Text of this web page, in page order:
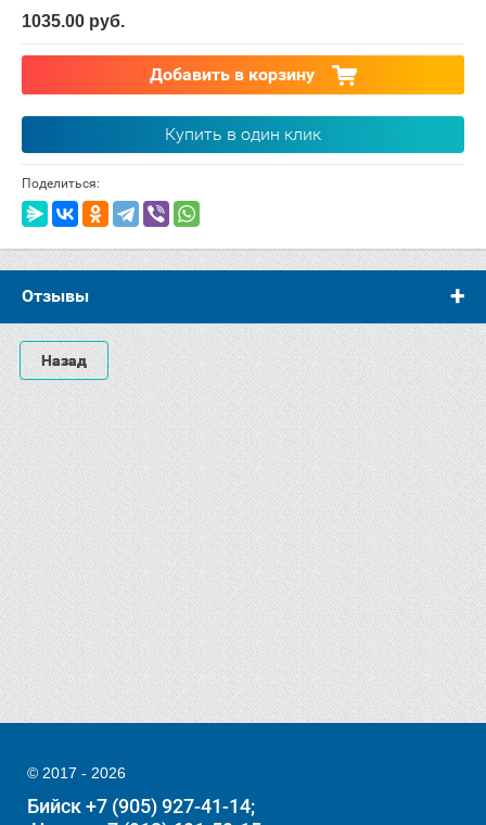
1035.00 руб.
Добавить в корзину
Купить в один клик
Поделиться:
Отзывы
Назад
© 2017 - 2026
Бийск +7 (905) 927-41-14